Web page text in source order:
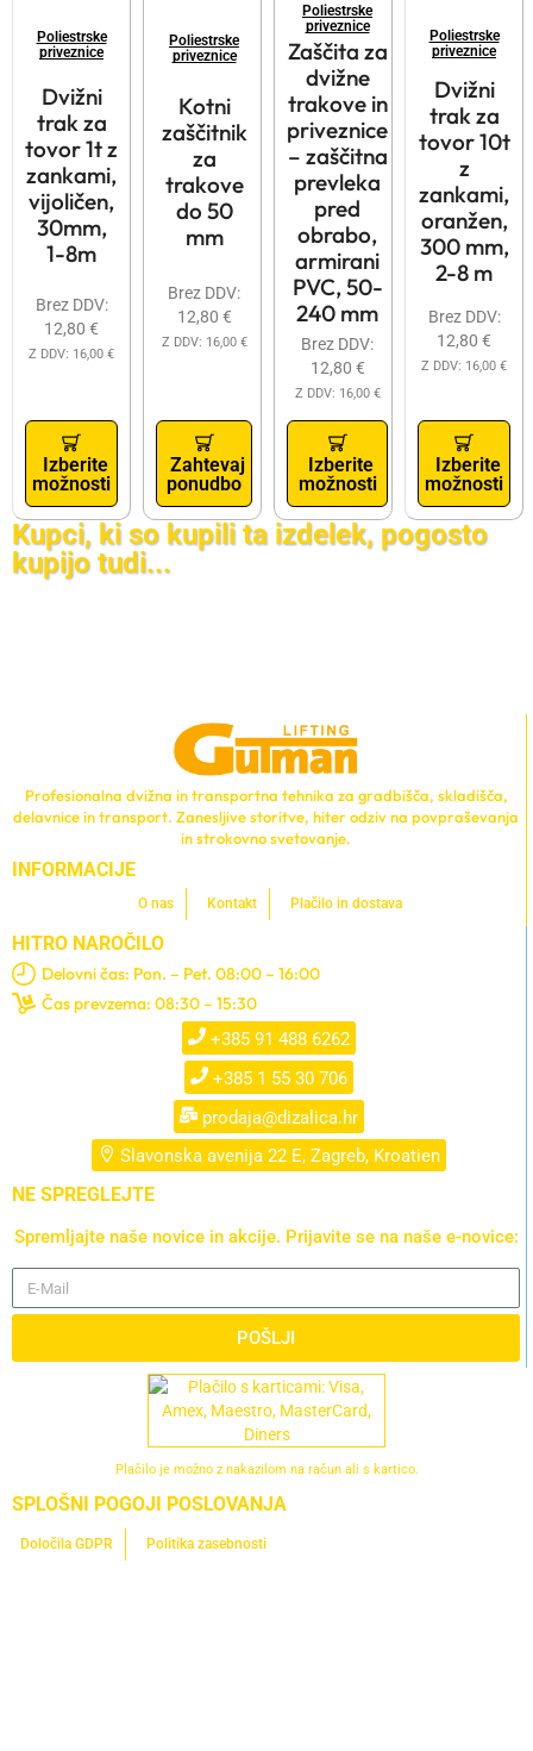
Poliestrske
priveznice
Dvižni
trak za
tovor 1t z
zankami,
vijoličen,
30mm,
1-8m
Brez DDV:
12,80 €
Z DDV: 16,00 €
Izberite
možnosti
Poliestrske
priveznice
Kotni
zaščitnik
za
trakove
do 50
mm
Brez DDV:
12,80 €
Z DDV: 16,00 €
Zahtevaj
ponudbo
Poliestrske
priveznice
Zaščita za
dvižne
trakove in
priveznice
– zaščitna
prevleka
pred
obrabo,
armirani
PVC, 50-
240 mm
Brez DDV:
12,80 €
Z DDV: 16,00 €
Izberite
možnosti
Poliestrske
priveznice
Dvižni
trak za
tovor 10t
z
zankami,
oranžen,
300 mm,
2-8 m
Brez DDV:
12,80 €
Z DDV: 16,00 €
Izberite
možnosti
Kupci, ki so kupili ta izdelek, pogosto
kupijo tudi...
Profesionalna dvižna in transportna tehnika za gradbišča, skladišča,
delavnice in transport. Zanesljive storitve, hiter odziv na povpraševanja
in strokovno svetovanje.
INFORMACIJE
O nas Kontakt Plačilo in dostava
HITRO NAROČILO
Delovni čas: Pon. – Pet. 08:00 – 16:00
Čas prevzema: 08:30 – 15:30
+385 91 488 6262
+385 1 55 30 706
prodaja@dizalica.hr
Slavonska avenija 22 E, Zagreb, Kroatien
NE SPREGLEJTE
Spremljajte naše novice in akcije. Prijavite se na naše e-novice:
POŠLJI
Plačilo je možno z nakazilom na račun ali s kartico.
SPLOŠNI POGOJI POSLOVANJA
Določila GDPR Politika zasebnosti